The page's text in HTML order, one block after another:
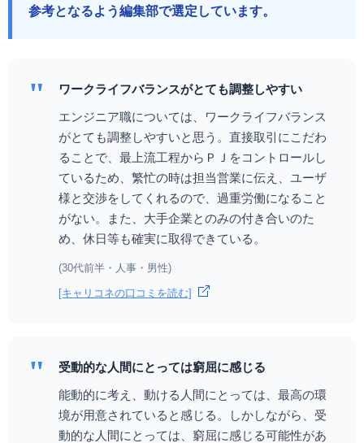
参考となるよう編集部で選定しています。
"
ワークライフバランスがとても調整しやすい
エンジニア職については、ワークライフバランス
がとても調整しやすいと思う。直接取引にこだわ
ることで、最上流工程からＰＪをコントロールし
ているため、繁忙の時は担当営業に伝え、ユーザ
様と交渉をしてくれるので、過重労働になること
がない。また、大手企業とのみの付き合いのた
め、休日等も確実に取得できている。
(30代前半・人事・男性)
[キャリコネの口コミを読む]
"
受動的な人間にとっては窮屈に感じる
能動的に考え、動ける人間にとっては、最高の環
境が用意されていると感じる。しかしながら、受
動的な人間にとっては、窮屈に感じる可能性があ